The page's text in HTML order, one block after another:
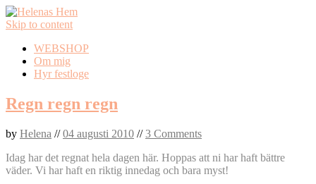
Skip to content
WEBSHOP
Om mig
Hyr festloge
Regn regn regn
by Helena //04 augusti 2010 //3 Comments
Idag har det regnat hela dagen här. Hoppas att ni har haft bättre
väder. Vi har haft en riktig innedag och bara myst!